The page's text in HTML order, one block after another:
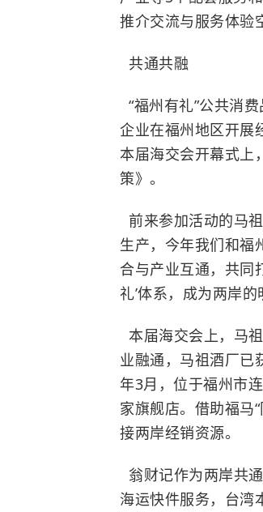
推介交流与服务体验
共通共融
“福州有礼”公共消
企业在福州地区开展
本届海交会开幕式上
策》。
前来参加活动的马
生产，今年我们和福
合与产业互通，共同
礼’体系，成为两岸的
本届海交会上，马
业融通，马祖酒厂已
年3月，位于福州市
家旗舰店。借助福马
接两岸经销资源。
翁财记作为两岸共
海运快件服务，台湾